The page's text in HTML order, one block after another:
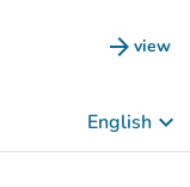
arrow_forward view
(new
English keyboard_arrow_down